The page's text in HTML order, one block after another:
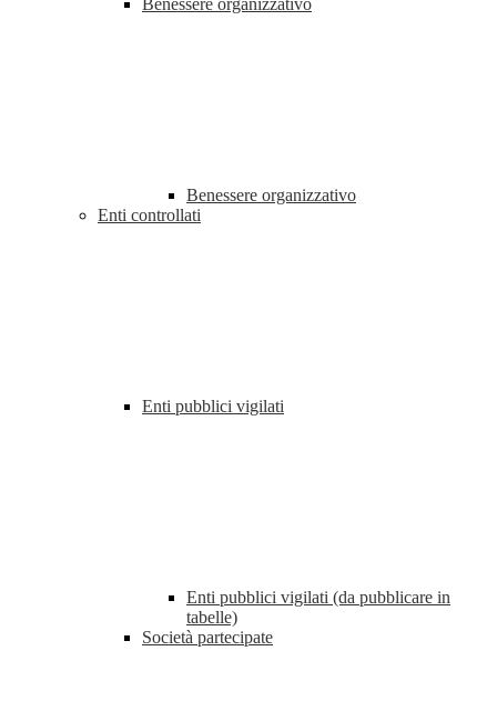
Benessere organizzativo
Benessere organizzativo
Enti controllati
Enti pubblici vigilati
Enti pubblici vigilati (da pubblicare in
tabelle)
Società partecipate